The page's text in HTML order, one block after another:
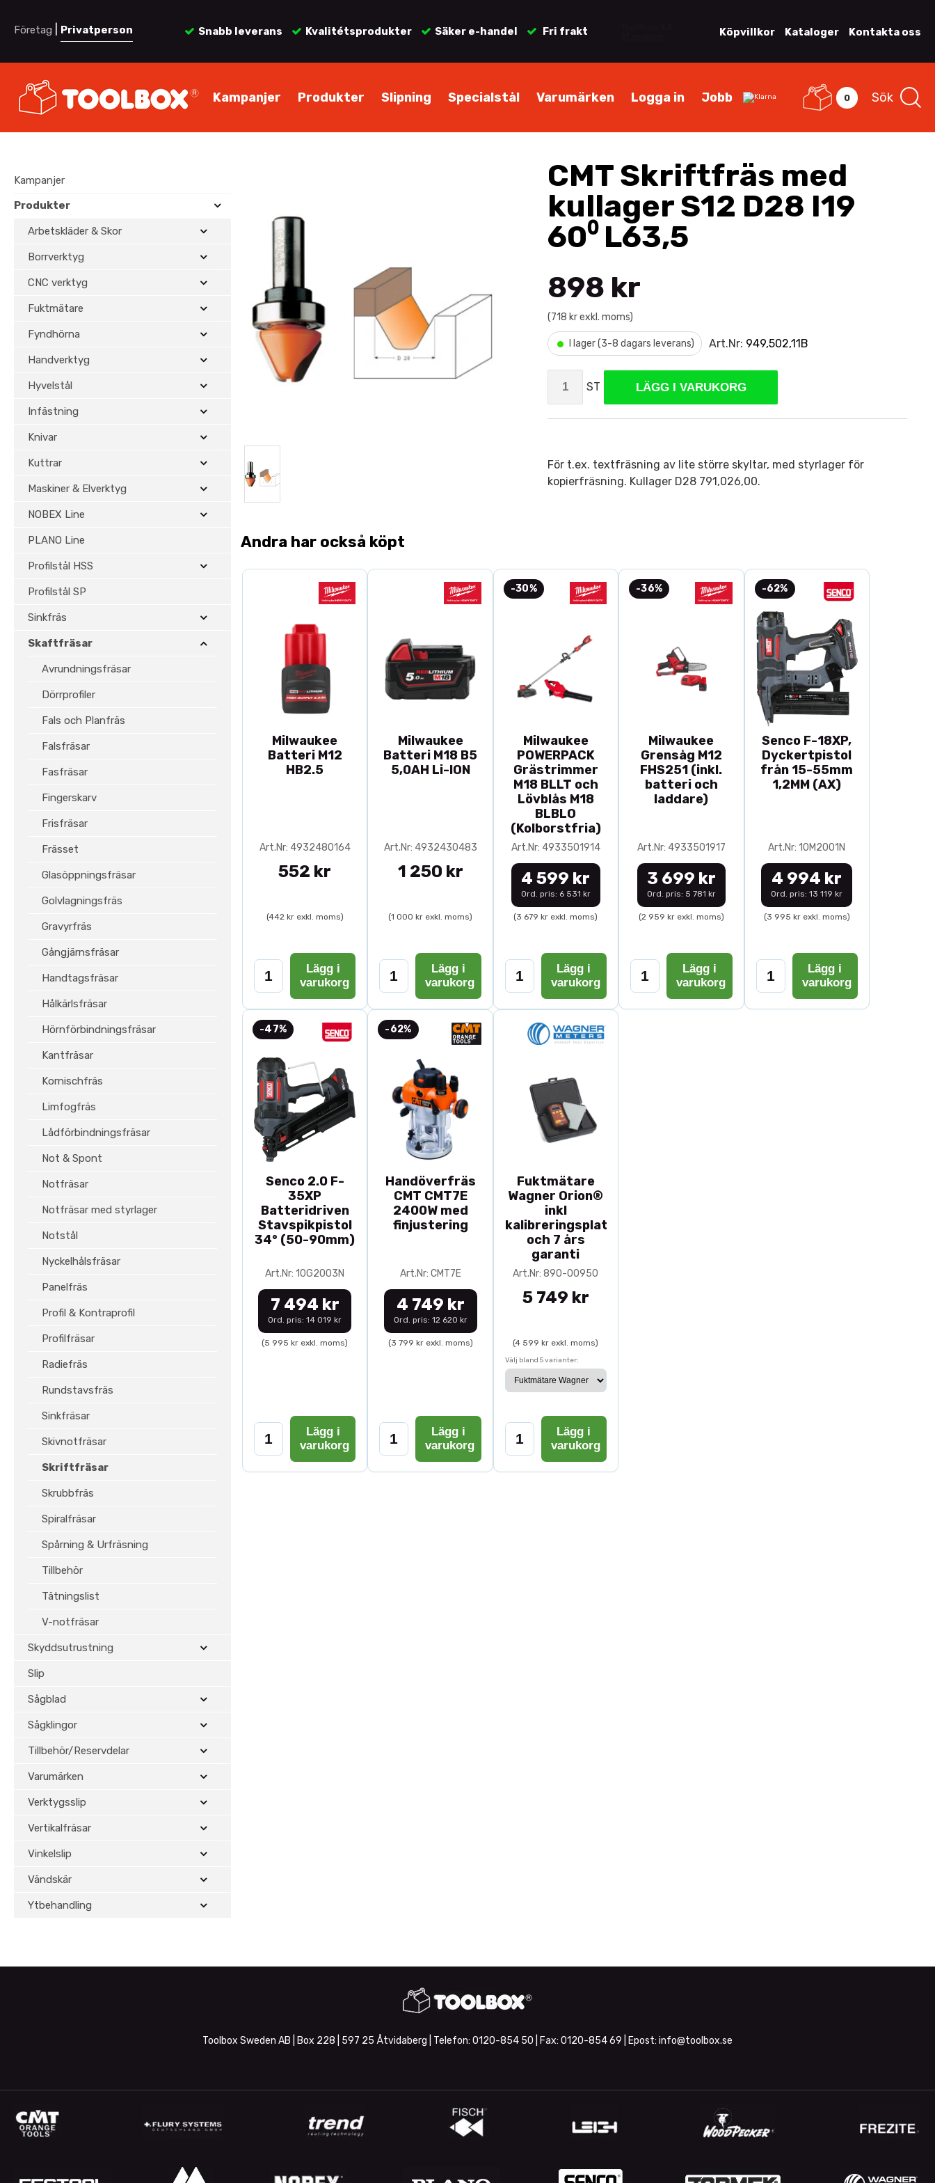
Företag Privatperson Snabb leverans Kvalitétsprodukter Säker e-handel Fri frakt Köpvillkor Kataloger Kontakta oss
Kampanjer Produkter Slipning Specialstål Varumärken Logga in Jobb 0 Sök
Kampanjer
Produkter
Arbetskläder & Skor
Borrverktyg
CNC verktyg
Fuktmätare
Fyndhörna
Handverktyg
Hyvelstål
Infästning
Knivar
Kuttrar
Maskiner & Elverktyg
NOBEX Line
PLANO Line
Profilstål HSS
Profilstål SP
Sinkfräs
Skaftfräsar
Avrundningsfräsar
Dörrprofiler
Fals och Planfräs
Falsfräsar
Fasfräsar
Fingerskarv
Frisfräsar
Frässet
Glasöppningsfräsar
Golvlagningsfräs
Gravyrfräs
Gångjärnsfräsar
Handtagsfräsar
Hålkärlsfräsar
Hörnförbindningsfräsar
Kantfräsar
Kornischfräs
Limfogfräs
Lådförbindningsfräsar
Not & Spont
Notfräsar
Notfräsar med styrlager
Notstål
Nyckelhålsfräsar
Panelfräs
Profil & Kontraprofil
Profilfräsar
Radiefräs
Rundstavsfräs
Sinkfräsar
Skivnotfräsar
Skriftfräsar
Skrubbfräs
Spiralfräsar
Spårning & Urfräsning
Tillbehör
Tätningslist
V-notfräsar
Skyddsutrustning
Slip
Sågblad
Sågklingor
Tillbehör/Reservdelar
Varumärken
Verktygsslip
Vertikalfräsar
Vinkelslip
Vändskär
Ytbehandling
CMT Skriftfräs med
kullager S12 D28 I19
60⁰ L63,5
898 kr
(718 kr exkl. moms)
• I lager (3-8 dagars leverans) Art.Nr: 949,502,11B
ST LÄGG I VARUKORG
För t.ex. textfräsning av lite större skyltar, med styrlager för
kopierfräsning. Kullager D28 791,026,00.
Andra har också köpt
Milwaukee
Batteri M12
HB2.5
Art.Nr: 4932480164
552 kr
(442 kr exkl. moms)
Lägg i
varukorg
Milwaukee
Batteri M18 B5
5,0AH Li-ION
Art.Nr: 4932430483
1 250 kr
(1 000 kr exkl. moms)
Lägg i
varukorg
-30%
Milwaukee
POWERPACK
Grästrimmer
M18 BLLT och
Lövblås M18
BLBLO
(Kolborstfria)
Art.Nr: 4933501914
4 599 kr
Ord. pris: 6 531 kr
(3 679 kr exkl. moms)
Lägg i
varukorg
-36%
Milwaukee
Grensåg M12
FHS251 (inkl.
batteri och
laddare)
Art.Nr: 4933501917
3 699 kr
Ord. pris: 5 781 kr
(2 959 kr exkl. moms)
Lägg i
varukorg
-62%
Senco F-18XP,
Dyckertpistol
från 15-55mm
1,2MM (AX)
Art.Nr: 10M2001N
4 994 kr
Ord. pris: 13 119 kr
(3 995 kr exkl. moms)
Lägg i
varukorg
-47%
Senco 2.0 F-
35XP
Batteridriven
Stavspikpistol
34° (50-90mm)
Art.Nr: 10G2003N
7 494 kr
Ord. pris: 14 019 kr
(5 995 kr exkl. moms)
Lägg i
varukorg
-62%
Handöverfräs
CMT CMT7E
2400W med
finjustering
Art.Nr: CMT7E
4 749 kr
Ord. pris: 12 620 kr
(3 799 kr exkl. moms)
Lägg i
varukorg
Fuktmätare
Wagner Orion®
inkl
kalibreringsplatta
och 7 års
garanti
Art.Nr: 890-00950
5 749 kr
(4 599 kr exkl. moms)
Välj bland 5 varianter:
Lägg i
varukorg
Toolbox Sweden AB | Box 228 | 597 25 Åtvidaberg | Telefon: 0120-854 50 | Fax: 0120-854 69 | Epost: info@toolbox.se